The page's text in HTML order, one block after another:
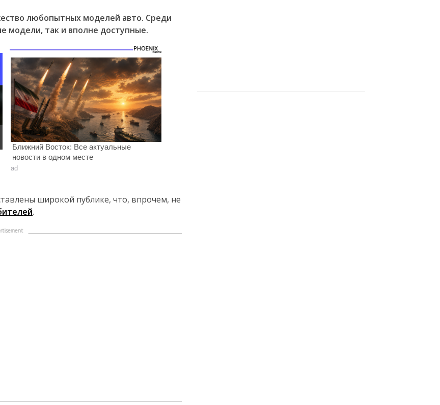
любопытных моделей авто. Среди
модели, так и вполне доступные.
Ближний Восток: Все актуальные
новости в одном месте
ad
широкой публике, что, впрочем, не
.